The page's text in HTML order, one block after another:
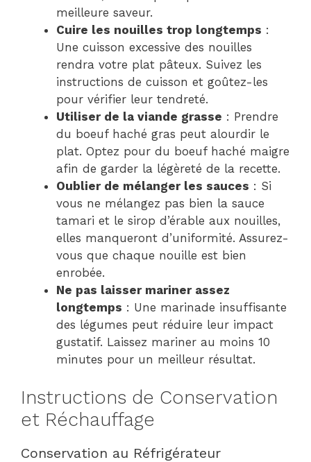
meilleure saveur.
Cuire les nouilles trop longtemps :
Une cuisson excessive des nouilles
rendra votre plat pâteux. Suivez les
instructions de cuisson et goûtez-les
pour vérifier leur tendreté.
Utiliser de la viande grasse : Prendre
du boeuf haché gras peut alourdir le
plat. Optez pour du boeuf haché maigre
afin de garder la légèreté de la recette.
Oublier de mélanger les sauces : Si
vous ne mélangez pas bien la sauce
tamari et le sirop d’érable aux nouilles,
elles manqueront d’uniformité. Assurez-
vous que chaque nouille est bien
enrobée.
Ne pas laisser mariner assez
longtemps : Une marinade insuffisante
des légumes peut réduire leur impact
gustatif. Laissez mariner au moins 10
minutes pour un meilleur résultat.
Instructions de Conservation
et Réchauffage
Conservation au Réfrigérateur